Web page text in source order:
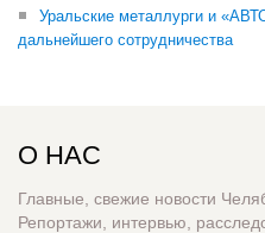
Уральские металлурги и
дальнейшего сотрудничества
О НАС
Главные, свежие новости
Репортажи, интервью,